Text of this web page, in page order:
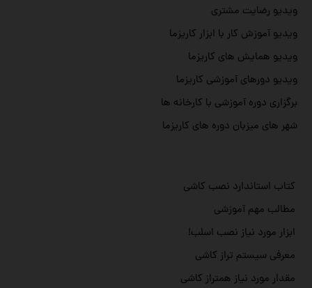
ویدیو رضایت مشتری
ویدیو آموزش کار با ابزار کاریزما
ویدیو همایش های کاریزما
ویدیو دورهای آموزشی کاریزما
برگزاری دوره آموزشی با کارخانه ها
شهر های میزبان دوره های کاریزما
کتاب استاندارد نصب کاشی
مطالب مهم آموزشی
ابزار مورد نیاز نصب اسلب!
معرفی سیستم تراز کاشی
مقدار مورد نیاز همتراز کاشی